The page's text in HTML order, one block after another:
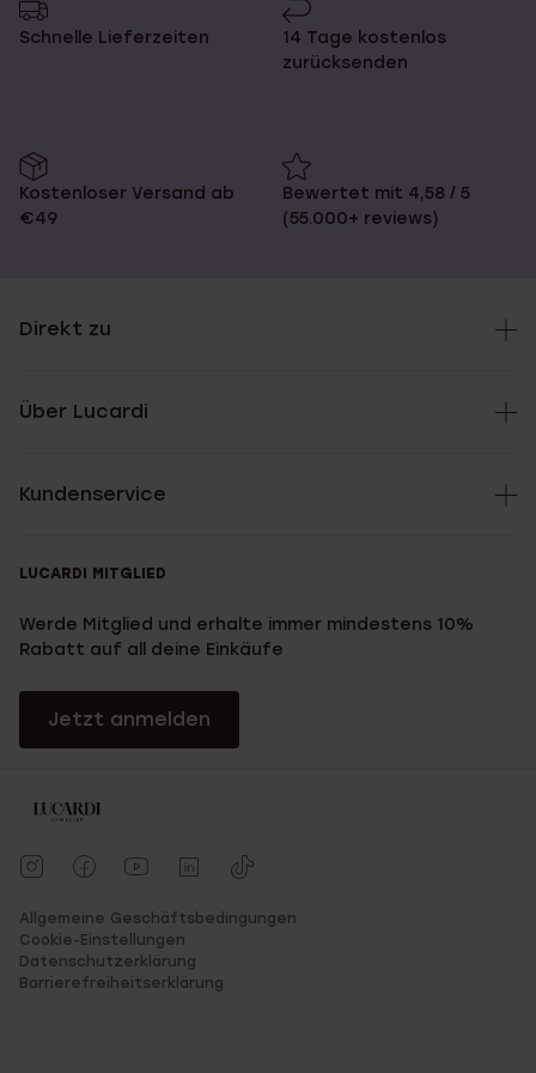
Schnelle Lieferzeiten
14 Tage kostenlos
zurücksenden
Kostenloser Versand ab
€49
Bewertet mit 4,58 / 5
(55.000+ reviews)
Direkt zu
Über Lucardi
Kundenservice
LUCARDI MITGLIED
Werde Mitglied und erhalte immer mindestens 10%
Rabatt auf all deine Einkäufe
Jetzt anmelden
Allgemeine Geschäftsbedingungen
Cookie-Einstellungen
Datenschutzerklärung
Barrierefreiheitserklärung